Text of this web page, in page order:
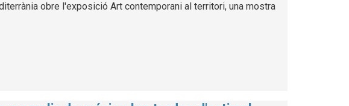
obre l'exposició Art contemporani al territori, una mostra